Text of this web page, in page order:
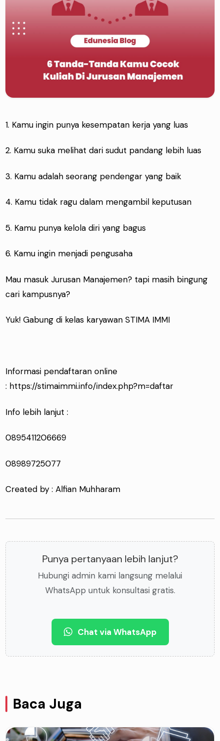
1. Kamu ingin punya kesempatan kerja yang luas
2. Kamu suka melihat dari sudut pandang lebih luas
3. Kamu adalah seorang pendengar yang baik
4. Kamu tidak ragu dalam mengambil keputusan
5. Kamu punya kelola diri yang bagus
6. Kamu ingin menjadi pengusaha
Mau masuk Jurusan Manajemen? tapi masih bingung
cari kampusnya?
Yuk! Gabung di kelas karyawan STIMA IMMI
Informasi pendaftaran online
: https://stimaimmi.info/index.php?m=daftar
Info lebih lanjut :
0895411206669
08989725077
Created by : Alfian Muhharam
Punya pertanyaan lebih lanjut?
Hubungi admin kami langsung melalui
WhatsApp untuk konsultasi gratis.
Chat via WhatsApp
Baca Juga